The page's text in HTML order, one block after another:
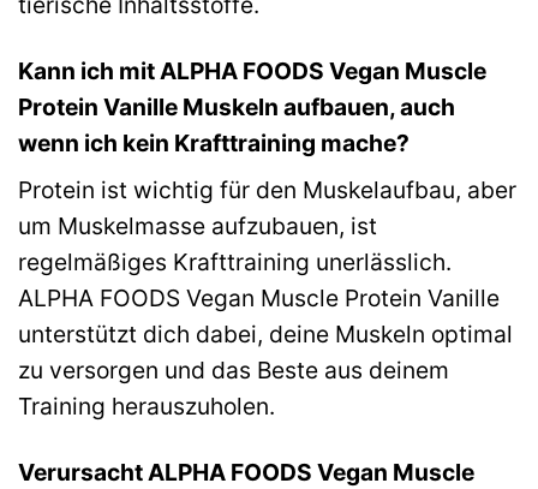
Kann ich mit ALPHA FOODS Vegan Muscle
Protein Vanille Muskeln aufbauen, auch
wenn ich kein Krafttraining mache?
Protein ist wichtig für den Muskelaufbau, aber
um Muskelmasse aufzubauen, ist
regelmäßiges Krafttraining unerlässlich.
ALPHA FOODS Vegan Muscle Protein Vanille
unterstützt dich dabei, deine Muskeln optimal
zu versorgen und das Beste aus deinem
Training herauszuholen.
Verursacht ALPHA FOODS Vegan Muscle